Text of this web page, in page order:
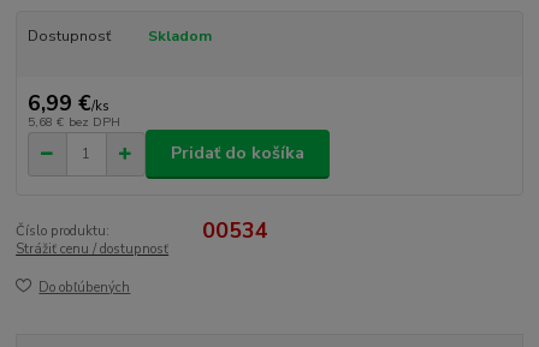
Dostupnosť Skladom
6,99 €/ks
5,68 € bez DPH
Pridať do košíka
Číslo produktu: 00534
Strážiť cenu / dostupnosť
Do obľúbených